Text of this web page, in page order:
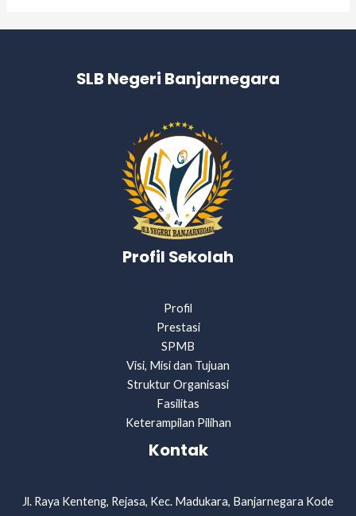
SLB Negeri Banjarnegara
Profil Sekolah
Profil
Prestasi
SPMB
Visi, Misi dan Tujuan
Struktur Organisasi
Fasilitas
Keterampilan Pilihan
Kontak
Jl. Raya Kenteng, Rejasa, Kec. Madukara, Banjarnegara Kode